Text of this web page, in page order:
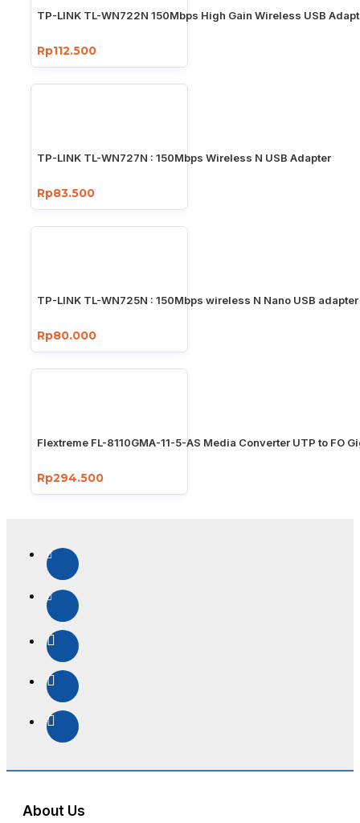
TP-LINK TL-WN722N 150Mbps High Gain Wireless USB
Rp112.500
TP-LINK TL-WN727N : 150Mbps Wireless N USB Adapter
Rp83.500
TP-LINK TL-WN725N : 150Mbps wireless N Nano USB adapter
Rp80.000
Flextreme FL-8110GMA-11-5-AS Media Converter UTP to FO
Rp294.500
About Us